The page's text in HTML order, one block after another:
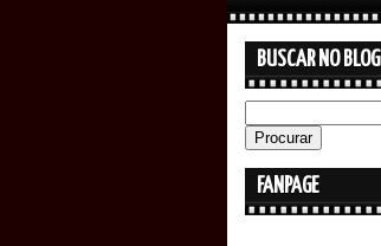
BUSCAR NO BLOG
FANPAGE